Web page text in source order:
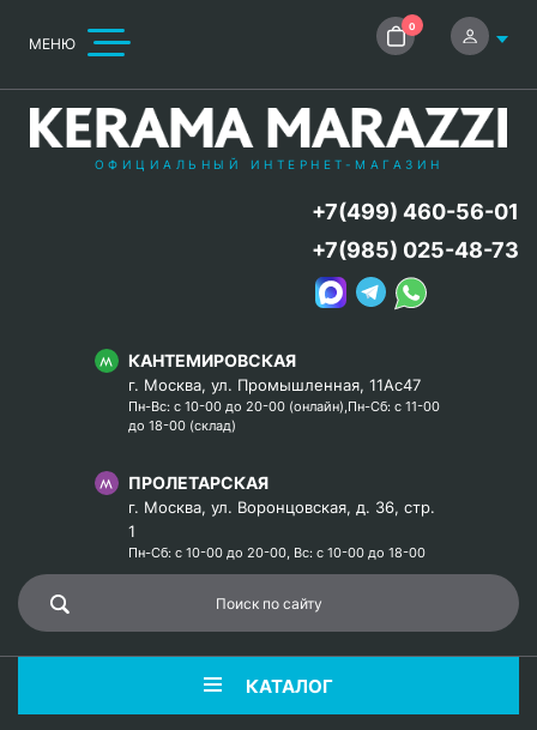
МЕНЮ
0
ОФИЦИАЛЬНЫЙ ИНТЕРНЕТ-МАГАЗИН
КАНТЕМИРОВСКАЯ
г. Москва, ул. Промышленная, 11Ас47
Пн-Вс: с 10-00 до 20-00 (онлайн),Пн-Сб: с 11-00
до 18-00 (склад)
ПРОЛЕТАРСКАЯ
г. Москва, ул. Воронцовская, д. 36, стр.
1
Пн-Сб: с 10-00 до 20-00, Вс: с 10-00 до 18-00
+7(499) 460-56-01
+7(985) 025-48-73
КАТАЛОГ